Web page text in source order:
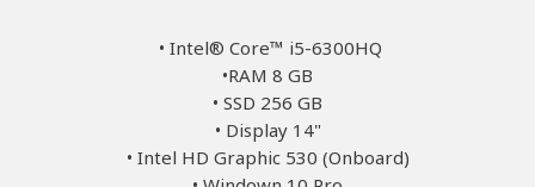
• Intel® Core™ i5-6300HQ
•RAM 8 GB
• SSD 256 GB
• Display 14"
• Intel HD Graphic 530 (Onboard)